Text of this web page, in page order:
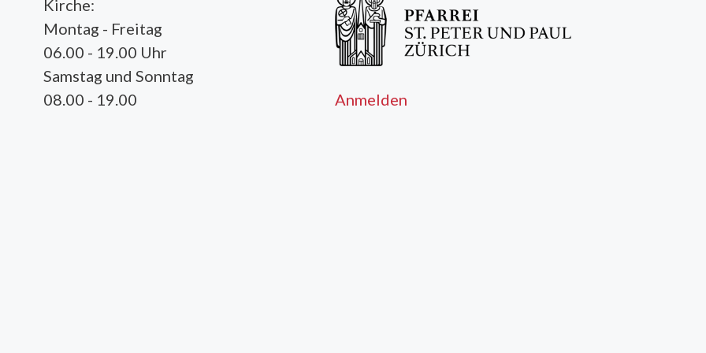
Kirche:
Montag - Freitag
06.00 - 19.00 Uhr
Samstag und Sonntag
08.00 - 19.00
Anmelden